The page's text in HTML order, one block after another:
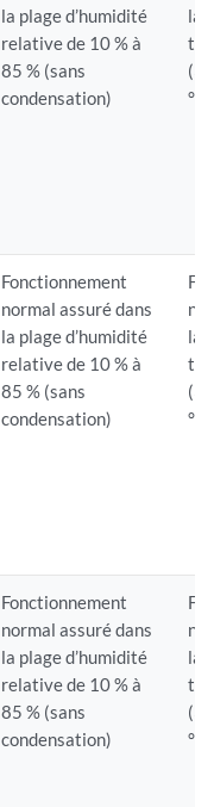
la plage d’humidité
relative de 10 % à
85 % (sans
condensation)
la
°F)
Fonctionnement
normal assuré dans
la plage d’humidité
relative de 10 % à
85 % (sans
condensation)
la
°F)
Fonctionnement
normal assuré dans
la plage d’humidité
relative de 10 % à
85 % (sans
condensation)
la
°F)